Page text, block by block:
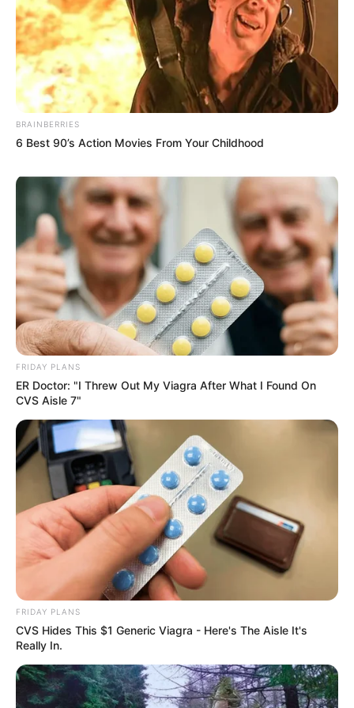
Pronostic Quinté en 6 chevaux
6 EXCITING
9 GALORD
8 NORWEGIAN SIR
2 DANTES
1 SCOTTISH ANTHEM
7 LUPO NERO
A découvrir cette Base Quinté et l’Outsider du jour.
BRAINBERRIES
6 Best 90’s Action Movies From Your Childhood
FRIDAY PLANS
ER Doctor: "I Threw Out My Viagra After What I Found On
CVS Aisle 7"
FRIDAY PLANS
CVS Hides This $1 Generic Viagra - Here's The Aisle It's
Really In.